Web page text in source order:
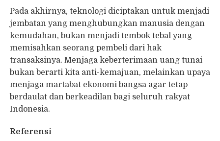
Pada akhirnya, teknologi diciptakan untuk menjadi
jembatan yang menghubungkan manusia dengan
kemudahan, bukan menjadi tembok tebal yang
memisahkan seorang pembeli dari hak
transaksinya. Menjaga keberterimaan uang tunai
bukan berarti kita anti-kemajuan, melainkan upaya
menjaga martabat ekonomi bangsa agar tetap
berdaulat dan berkeadilan bagi seluruh rakyat
Indonesia.
Referensi